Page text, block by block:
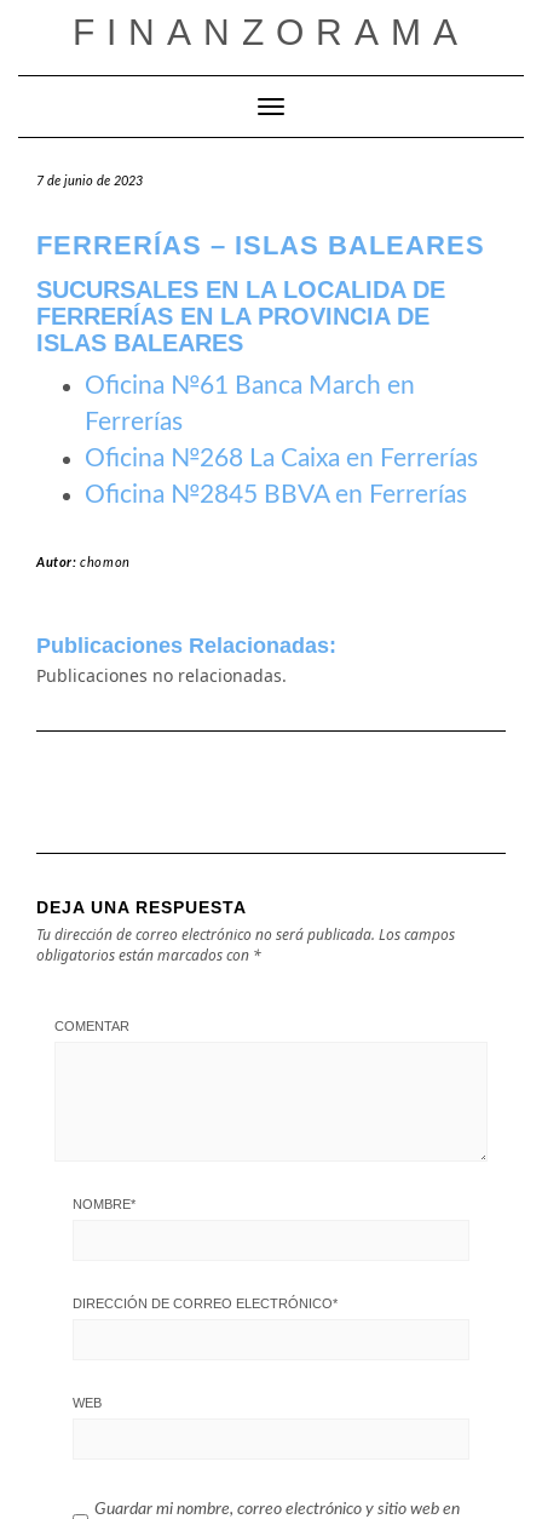
FINANZORAMA
Cambiar modo de navegación
7 de junio de 2023
FERRERÍAS – ISLAS BALEARES
SUCURSALES EN LA LOCALIDA DE
FERRERÍAS EN LA PROVINCIA DE
ISLAS BALEARES
Oficina №61 Banca March en
Ferrerías
Oficina №268 La Caixa en Ferrerías
Oficina №2845 BBVA en Ferrerías
Autor:chomon
Publicaciones Relacionadas:
Publicaciones no relacionadas.
DEJA UNA RESPUESTA
Tu dirección de correo electrónico no será publicada. Los campos
obligatorios están marcados con *
COMENTAR
NOMBRE*
DIRECCIÓN DE CORREO ELECTRÓNICO*
WEB
Guardar mi nombre, correo electrónico y sitio web en